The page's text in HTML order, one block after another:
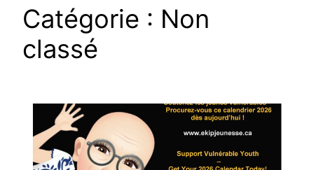
Catégorie : Non
classé